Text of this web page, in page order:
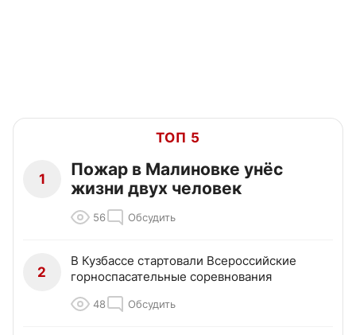
ТОП 5
1
Пожар в Малиновке унёс
жизни двух человек
56 Обсудить
2
В Кузбассе стартовали Всероссийские
горноспасательные соревнования
48 Обсудить